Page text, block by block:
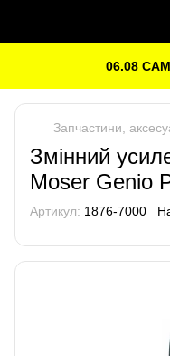
06.08
Запчастини,
Змінний
Moser Genio
Артикул: 1876-7000